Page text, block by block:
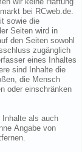
bei RCweb.de.
sowie die
Seiten wird in
den Seiten sowohl
zugänglich
eines Inhaltes
sind Inhalte die
die Mensch
oder einschränken
Inhalte als auch
Angabe von